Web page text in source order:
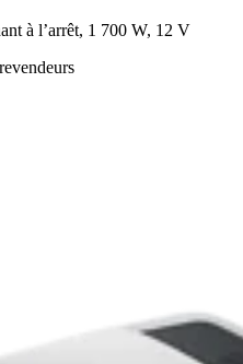
à l’arrêt, 1 700 W, 12 V